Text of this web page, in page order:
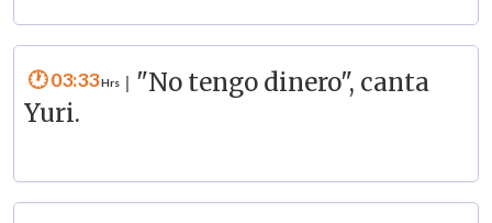
03:33
"No tengo dinero", canta
Yuri.